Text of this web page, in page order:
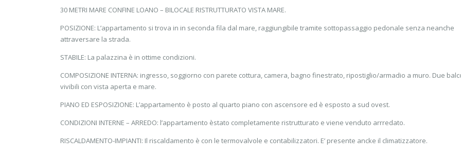
30 METRI MARE CONFINE LOANO – BILOCALE RISTRUTTURATO VISTA MARE.
POSIZIONE: L’appartamento si trova in in seconda fila dal mare, raggiungibile tramite sottopassaggio pedonale senza neanche
attraversare la strada.
STABILE: La palazzina è in ottime condizioni.
COMPOSIZIONE INTERNA: ingresso, soggiorno con parete cottura, camera, bagno finestrato, ripostiglio/armadio a muro. Due
vivibili con vista aperta e mare.
PIANO ED ESPOSIZIONE: L’appartamento è posto al quarto piano con ascensore ed è esposto a sud ovest.
CONDIZIONI INTERNE – ARREDO: l’appartamento èstato completamente ristrutturato e viene venduto arrredato.
RISCALDAMENTO-IMPIANTI: Il riscaldamento è con le termovalvole e contabilizzatori. E’ presente ancke il climatizzatore.